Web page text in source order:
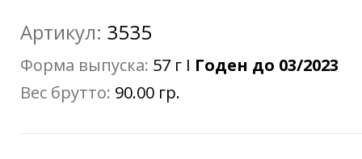
Артикул: 3535
Форма выпуска: 57 г I Годен до 03/2023
Вес брутто: 90.00 гр.